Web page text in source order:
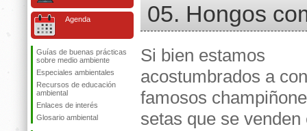
Agenda
Guías de buenas prácticas
sobre medio ambiente
Especiales ambientales
Recursos de educación
ambiental
Enlaces de interés
Glosario ambiental
05. Hongos
Si bien estamos
acostumbrados a
famosos
setas que se venden